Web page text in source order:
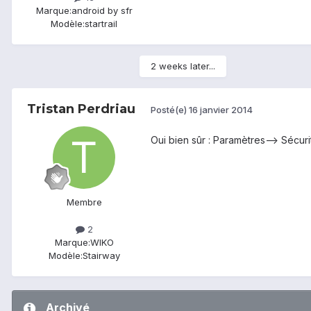
Marque:android by sfr
Modèle:startrail
2 weeks later...
Tristan Perdriau
Membre
2
Marque:WIKO
Modèle:Stairway
Posté(e) 16 janvier 2014
Oui bien sûr : Paramètres-->
Archivé